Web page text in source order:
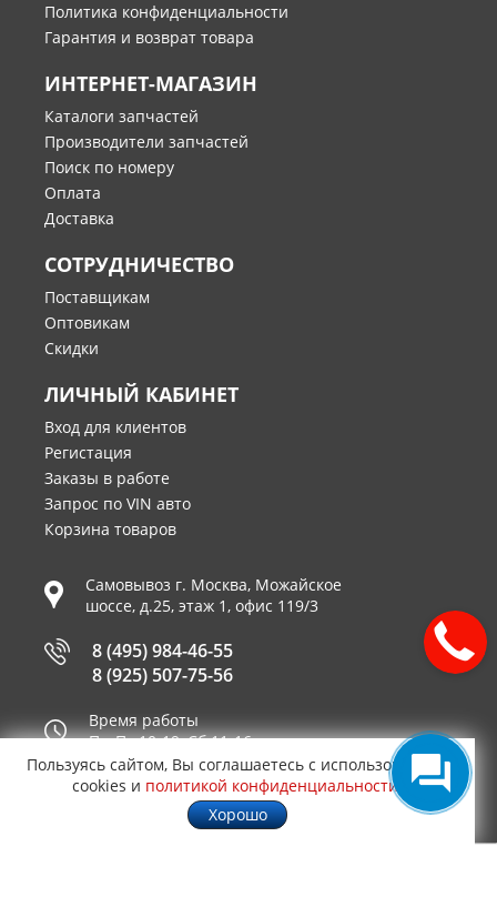
Политика конфиденциальности
Гарантия и возврат товара
ИНТЕРНЕТ-МАГАЗИН
Каталоги запчастей
Производители запчастей
Поиск по номеру
Оплата
Доставка
СОТРУДНИЧЕСТВО
Поставщикам
Оптовикам
Скидки
ЛИЧНЫЙ КАБИНЕТ
Вход для клиентов
Регистация
Заказы в работе
Запрос по VIN авто
Корзина товаров
Самовывоз г. Москва, Можайское
шоссе, д.25, этаж 1, офис 119/3
8 (495) 984-46-55
8 (925) 507-75-56
Время работы
Пн-Пт 10-19, Сб 11-16
Принимаем к оплате
Пользуясь сайтом, Вы соглашаетесь с использованием
cookies и политикой конфиденциальности
Хорошо